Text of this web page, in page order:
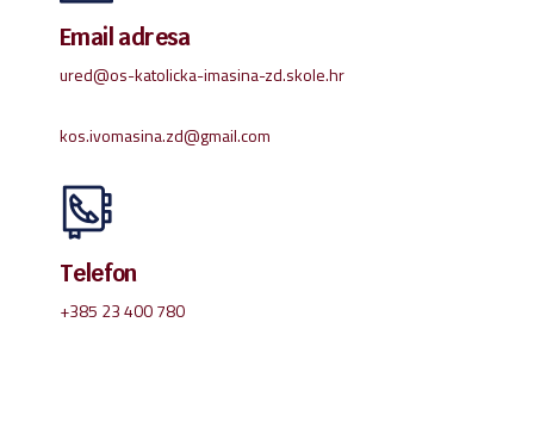
Email adresa
ured@os-katolicka-imasina-zd.skole.hr
kos.ivomasina.zd@gmail.com
Telefon
+385 23 400 780